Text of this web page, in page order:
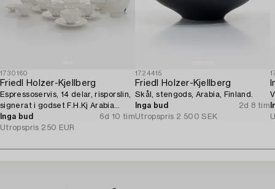
1730160
Friedl Holzer-Kjellberg
Espressoservis, 14 delar, risporslin,
signerat i godset F.H.Kj Arabia
Finland.
Inga bud
6d 10 tim
Utropspris 250 EUR
1724415
Friedl Holzer-Kjellberg
Skål, stengods, Arabia, Finland.
Inga bud
2d 8 tim
Utropspris 2 500 SEK